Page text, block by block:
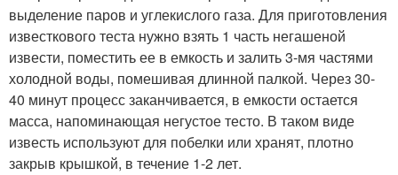
выделение паров и углекислого газа. Для приготовления
известкового теста нужно взять 1 часть негашеной
извести, поместить ее в емкость и залить 3-мя частями
холодной воды, помешивая длинной палкой. Через 30-
40 минут процесс заканчивается, в емкости остается
масса, напоминающая негустое тесто. В таком виде
известь используют для побелки или хранят, плотно
закрыв крышкой, в течение 1-2 лет.